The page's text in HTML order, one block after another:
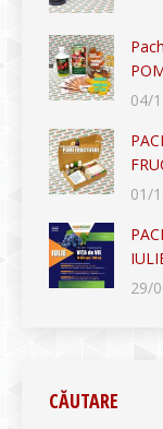
04/
01/
29/
CĂUTARE